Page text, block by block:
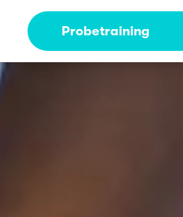
Probetraining